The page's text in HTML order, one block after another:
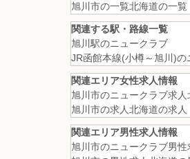
旭川市の一覧北海道の一覧
関連する駅・路線一覧
旭川駅のニュークラブ
JR函館本線(小樽～旭川)の
関連エリア女性求人情報
旭川市のニュークラブ求人
旭川市の求人北海道の求人
関連エリア男性求人情報
旭川市のニュークラブ男性